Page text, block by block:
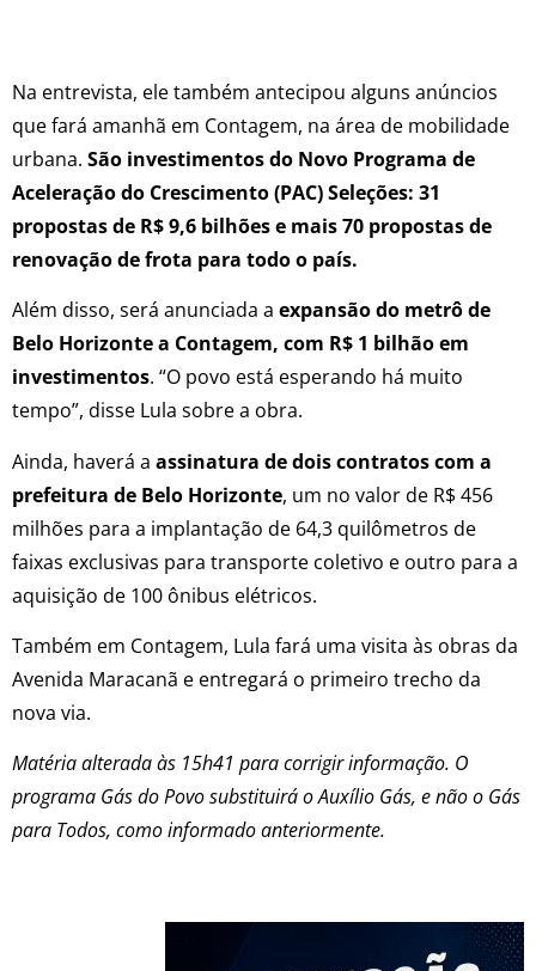
Na entrevista, ele também antecipou alguns anúncios
que fará amanhã em Contagem, na área de mobilidade
urbana. São investimentos do Novo Programa de
Aceleração do Crescimento (PAC) Seleções: 31
propostas de R$ 9,6 bilhões e mais 70 propostas de
renovação de frota para todo o país.
Além disso, será anunciada a expansão do metrô de
Belo Horizonte a Contagem, com R$ 1 bilhão em
investimentos. “O povo está esperando há muito
tempo”, disse Lula sobre a obra.
Ainda, haverá a assinatura de dois contratos com a
prefeitura de Belo Horizonte, um no valor de R$ 456
milhões para a implantação de 64,3 quilômetros de
faixas exclusivas para transporte coletivo e outro para a
aquisição de 100 ônibus elétricos.
Também em Contagem, Lula fará uma visita às obras da
Avenida Maracanã e entregará o primeiro trecho da
nova via.
Matéria alterada às 15h41 para corrigir informação. O
programa Gás do Povo substituirá o Auxílio Gás, e não o Gás
para Todos, como informado anteriormente.